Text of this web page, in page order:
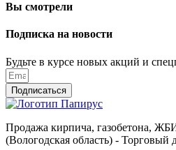
Вы смотрели
Подписка на новости
Будьте в курсе новых акций и
Подписаться
Продажа кирпича, газобетона,
(Вологодская область) - Торговый